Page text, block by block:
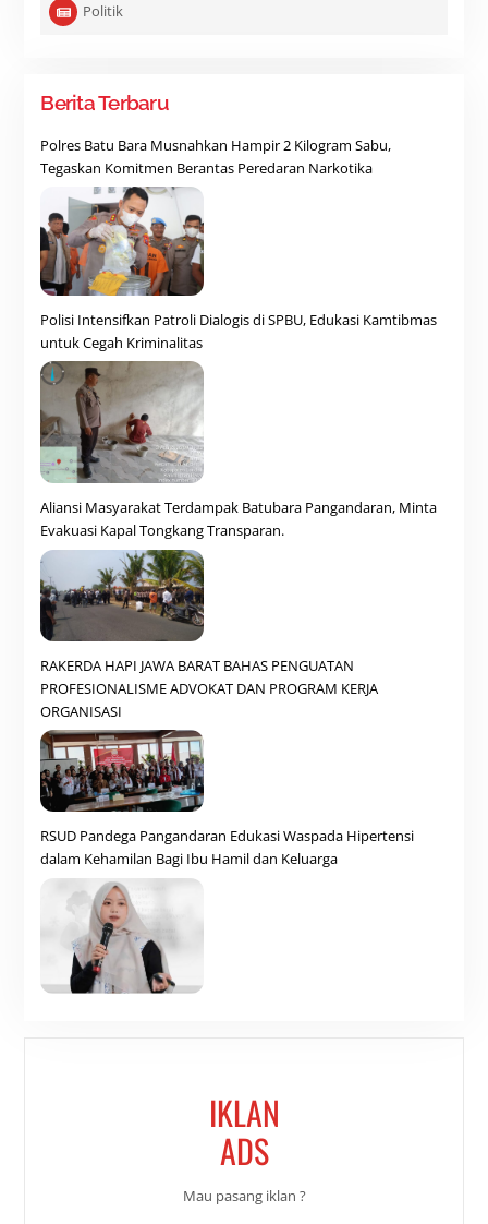
Politik
Berita Terbaru
Polres Batu Bara Musnahkan Hampir 2 Kilogram Sabu,
Tegaskan Komitmen Berantas Peredaran Narkotika
Polisi Intensifkan Patroli Dialogis di SPBU, Edukasi Kamtibmas
untuk Cegah Kriminalitas
Aliansi Masyarakat Terdampak Batubara Pangandaran, Minta
Evakuasi Kapal Tongkang Transparan.
RAKERDA HAPI JAWA BARAT BAHAS PENGUATAN
PROFESIONALISME ADVOKAT DAN PROGRAM KERJA
ORGANISASI
RSUD Pandega Pangandaran Edukasi Waspada Hipertensi
dalam Kehamilan Bagi Ibu Hamil dan Keluarga
IKLAN
ADS
Mau pasang iklan ?